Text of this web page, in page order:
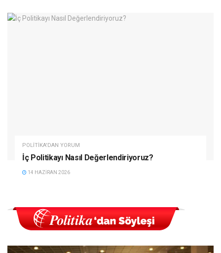
POLITIKA'DAN YORUM
İç Politikayı Nasıl Değerlendiriyoruz?
14 HAZIRAN 2026